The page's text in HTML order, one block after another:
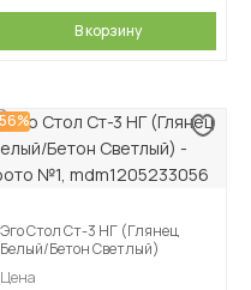
В корзину
Эго Стол Ст-3 НГ (Глянец
Белый/Бетон Светлый)
Цена